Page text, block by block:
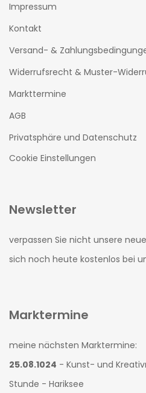
Impressum
Kontakt
Versand- &
Widerrufsrecht & Muster-
Markttermine
AGB
Privatsphäre und Datenschutz
Cookie Einstellungen
Newsletter
verpassen Sie nicht unsere
sich noch heute kostenlos bei
Marktermine
meine nächsten Marktermine:
25.08.1024 - Kunst- und
Stunde - Hariksee